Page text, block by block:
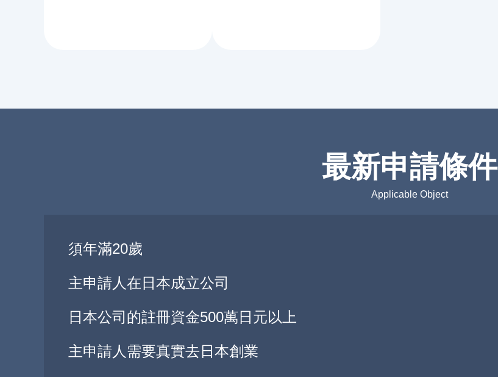
最新申請條件
Applicable Object
須年滿20歲
主申請人在日本成立公司
日本公司的註冊資金500萬日元以上
主申請人需要真實去日本創業